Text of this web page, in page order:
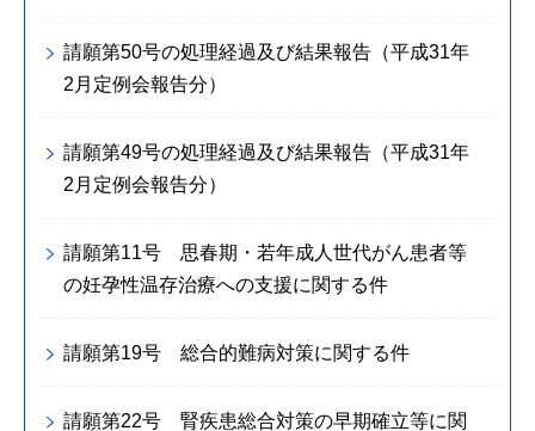
請願第50号の処理経過及び結果報告（平成31年
2月定例会報告分）
請願第49号の処理経過及び結果報告（平成31年
2月定例会報告分）
請願第11号 思春期・若年成人世代がん患者等
の妊孕性温存治療への支援に関する件
請願第19号 総合的難病対策に関する件
請願第22号 腎疾患総合対策の早期確立等に関